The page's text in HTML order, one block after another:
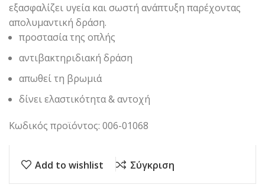
εξασφαλίζει υγεία και σωστή ανάπτυξη παρέχοντας
απολυμαντική δράση.
προστασία της οπλής
αντιβακτηριδιακή δράση
απωθεί τη βρωμιά
δίνει ελαστικότητα & αντοχή
Κωδικός προϊόντος: 006-01068
Add to wishlist Σύγκριση